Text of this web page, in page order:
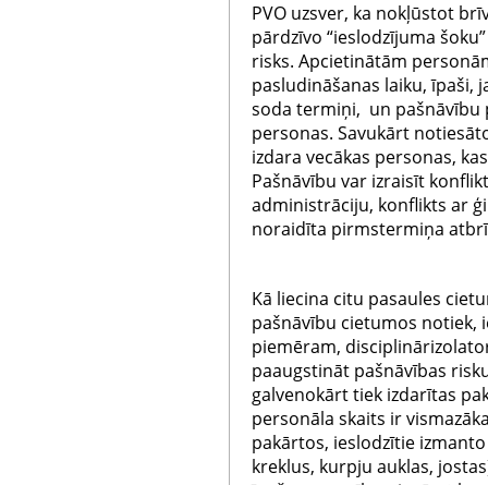
PVO uzsver, ka nokļūstot
pārdzīvo “ieslodzījuma
risks. Apcietinātām
pasludināšanas laiku, īpaši,
soda termiņi, un pašnāvību
personas. Savukārt
izdara vecākas personas,
Pašnāvību var izraisīt
administrāciju, konflikts ar
noraidīta pirmstermiņa
Kā liecina citu pasaules
pašnāvību cietumos notiek,
piemēram,
paaugstināt pašnāvības
galvenokārt tiek izdarītas
personāla skaits ir
pakārtos, ieslodzītie
kreklus, kurpju auklas,